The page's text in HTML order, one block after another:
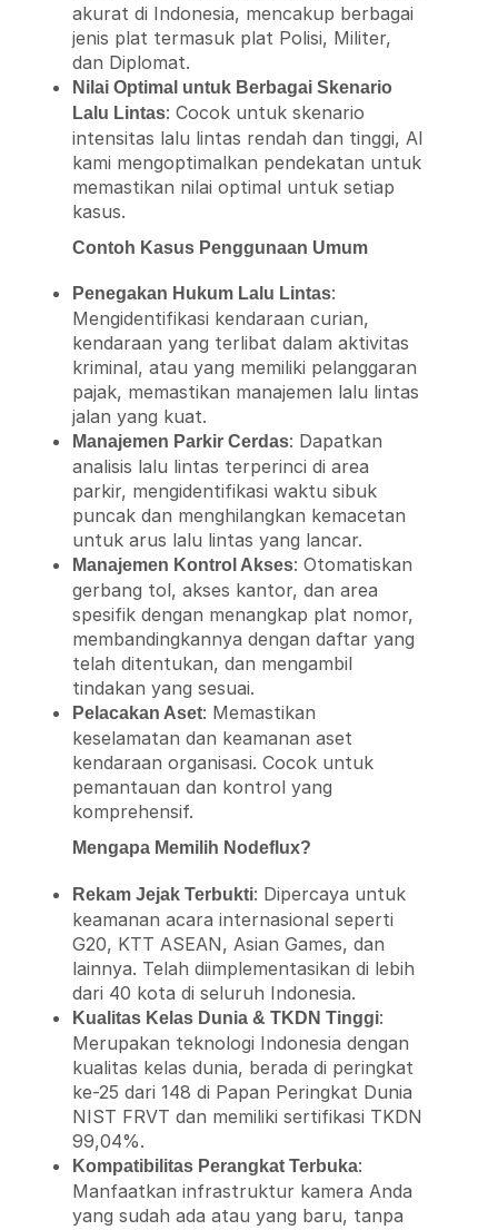
akurat di Indonesia, mencakup berbagai
jenis plat termasuk plat Polisi, Militer,
dan Diplomat.
Nilai Optimal untuk Berbagai Skenario
Lalu Lintas: Cocok untuk skenario
intensitas lalu lintas rendah dan tinggi, AI
kami mengoptimalkan pendekatan untuk
memastikan nilai optimal untuk setiap
kasus.
Contoh Kasus Penggunaan Umum
Penegakan Hukum Lalu Lintas:
Mengidentifikasi kendaraan curian,
kendaraan yang terlibat dalam aktivitas
kriminal, atau yang memiliki pelanggaran
pajak, memastikan manajemen lalu lintas
jalan yang kuat.
Manajemen Parkir Cerdas: Dapatkan
analisis lalu lintas terperinci di area
parkir, mengidentifikasi waktu sibuk
puncak dan menghilangkan kemacetan
untuk arus lalu lintas yang lancar.
Manajemen Kontrol Akses: Otomatiskan
gerbang tol, akses kantor, dan area
spesifik dengan menangkap plat nomor,
membandingkannya dengan daftar yang
telah ditentukan, dan mengambil
tindakan yang sesuai.
Pelacakan Aset: Memastikan
keselamatan dan keamanan aset
kendaraan organisasi. Cocok untuk
pemantauan dan kontrol yang
komprehensif.
Mengapa Memilih Nodeflux?
Rekam Jejak Terbukti: Dipercaya untuk
keamanan acara internasional seperti
G20, KTT ASEAN, Asian Games, dan
lainnya. Telah diimplementasikan di lebih
dari 40 kota di seluruh Indonesia.
Kualitas Kelas Dunia & TKDN Tinggi:
Merupakan teknologi Indonesia dengan
kualitas kelas dunia, berada di peringkat
ke-25 dari 148 di Papan Peringkat Dunia
NIST FRVT dan memiliki sertifikasi TKDN
99,04%.
Kompatibilitas Perangkat Terbuka:
Manfaatkan infrastruktur kamera Anda
yang sudah ada atau yang baru, tanpa